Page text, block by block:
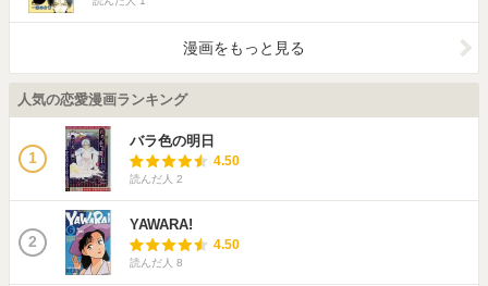
漫画をもっと見る
人気の恋愛漫画ランキング
1
バラ色の明日
4.50
読んだ人 2
2
YAWARA!
4.50
読んだ人 8